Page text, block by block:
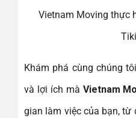
Vietnam Moving thực
Khám phá cùng chúng
và lợi ích mà Vietnam
gian làm việc của bạn, từ